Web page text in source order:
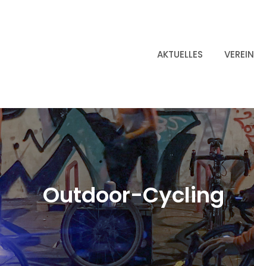
AKTUELLES VEREIN
Outdoor-Cycling